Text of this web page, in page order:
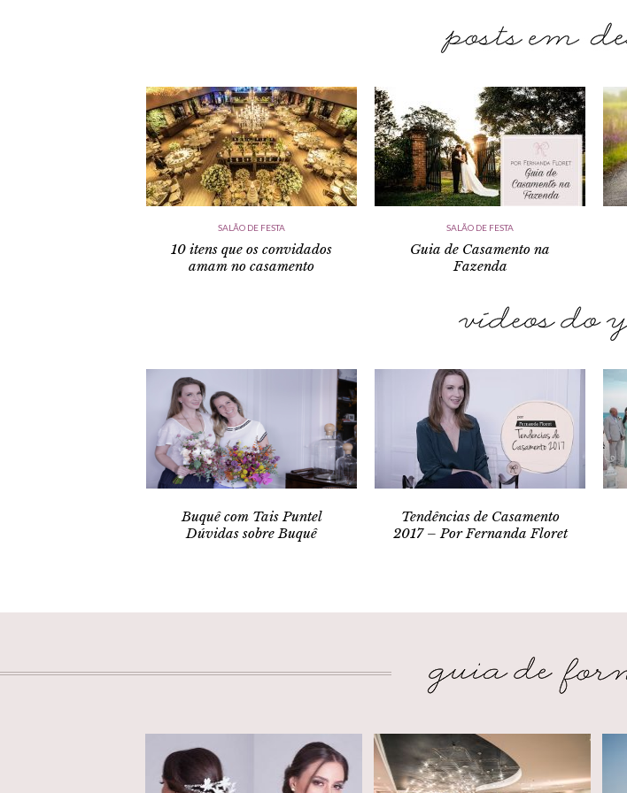
SALÃO DE FESTA
10 itens que os convidados
amam no casamento
SALÃO DE FESTA
Guia de Casamento na
Fazenda
Buquê com Tais Puntel
Dúvidas sobre Buquê
Tendências de Casamento
2017 – Por Fernanda Floret